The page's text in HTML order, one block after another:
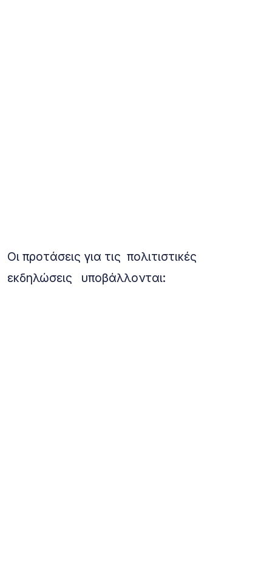
Οι προτάσεις για τις πολιτιστικές
εκδηλώσεις υποβάλλονται: